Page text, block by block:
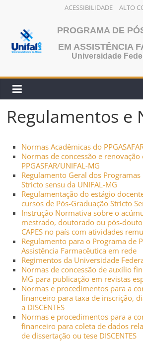
ACESSIBILIDADE ALTO
PROGRAMA DE
EM ASSISTÊNCIA
Universidade
Regulamentos e
Normas Acadêmicas do
Normas de concessão e renovação
PPGASFAR/UNIFAL-MG
Regulamento Geral dos
Stricto sensu da UNIFAL-MG
Regulamentação do estágio
cursos de Pós-Graduação Stricto
Instrução Normativa sobre o
mestrado, doutorado ou pós-
CAPES no país com atividades
Regulamento para o Programa de
Assistência Farmacêutica em rede
Regimentos da Universidade
Normas de concessão de auxílio
MG para publicação em revistas
Normas e procedimentos para a
financeiro para taxa de inscrição,
a DISCENTES
Normas e procedimentos para a
financeiro para coleta de dados
de dissertação ou tese DISCENTES